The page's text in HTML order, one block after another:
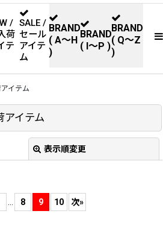
/
荷
テ
SALE /
セール
アイテ
ム
BRAND
( A〜H
)
BRAND
( I〜P )
BRAND
( Q〜Z
)
イテム
アイテム
表示順変更
8 9 10 次»